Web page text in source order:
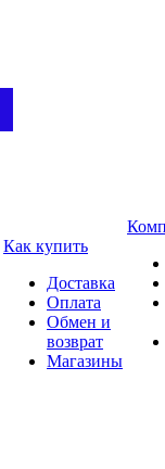
Как купить
Доставка
Оплата
Обмен и
возврат
Магазины